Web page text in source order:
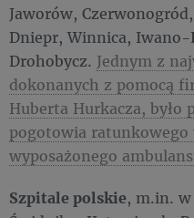
Jaworów,
Dniepr, Winnica,
Drohobycz. Jednym z
dokonanych z pomocą
Huberta Hurkacza, było
pogotowia ratunkowego
wyposażonego
Szpitale polskie, m.in. w